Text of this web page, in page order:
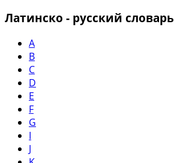
Латинско - русский словарь
A
B
C
D
E
F
G
I
J